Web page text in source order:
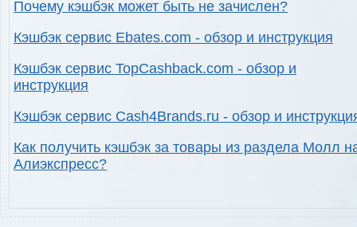
Почему кэшбэк может быть не зачислен?
Кэшбэк сервис Ebates.com - обзор и инструкция
Кэшбэк сервис TopCashback.com - обзор и
инструкция
Кэшбэк сервис Cash4Brands.ru - обзор и
Как получить кэшбэк за товары из раздела Молл
Алиэкспресс?